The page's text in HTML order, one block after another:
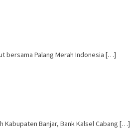
bersama Palang Merah Indonesia […]
Banjar, Bank Kalsel Cabang […]